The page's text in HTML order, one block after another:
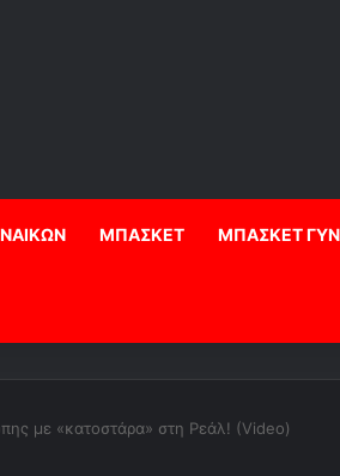
ΜΠΑΣΚΕΤ ΜΠΑΣΚΕΤ
με «κατοστάρα» στη Ρεάλ! (Video)